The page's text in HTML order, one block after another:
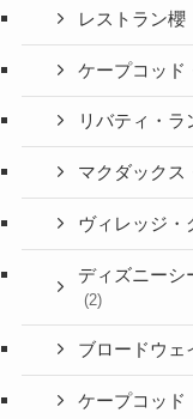
レストラン櫻
ケープコッド
リバティ・ラ
マクダックス
ヴィレッジ・
ディズニーシ
(2)
ブロードウェ
ケープコッド